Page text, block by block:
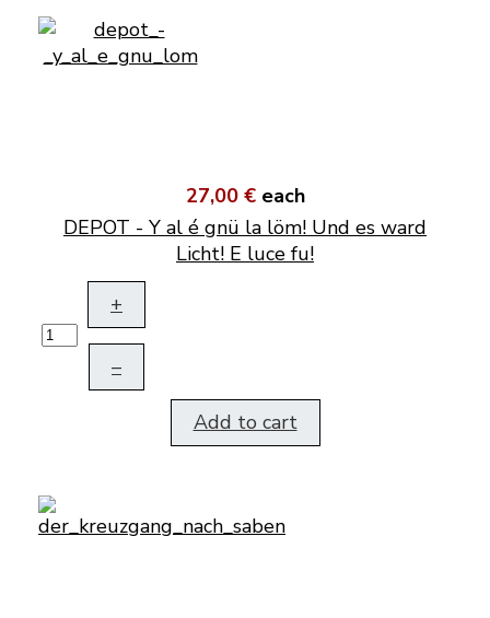
27,00 € each
DEPOT - Y al é gnü la löm! Und es ward
Licht! E luce fu!
+
–
Add to cart